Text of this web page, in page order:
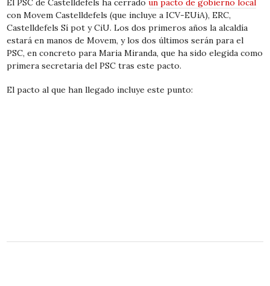
El PSC de Castelldefels ha cerradoun pacto de gobierno local
con Movem Castelldefels (que incluye a ICV-EUiA), ERC,
Castelldefels Sí pot y CiU. Los dos primeros años la alcaldía
estará en manos de Movem, y los dos últimos serán para el
PSC, en concreto para Maria Miranda, que ha sidoelegida como
primera secretaria del PSC tras este pacto.
El pacto al que han llegado incluye este punto: